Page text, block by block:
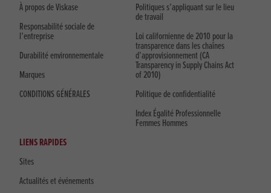
À propos de Viskase
Responsabilité sociale de
l’entreprise
Durabilité environnementale
Marques
CONDITIONS GÉNÉRALES
Politiques s’appliquant sur le lieu
de travail
Loi californienne de 2010 pour la
transparence dans les chaînes
d’approvisionnement (CA
Transparency in Supply Chains Act
of 2010)
Politique de confidentialité
Index Égalité Professionnelle
Femmes Hommes
LIENS RAPIDES
Sites
Actualités et événements